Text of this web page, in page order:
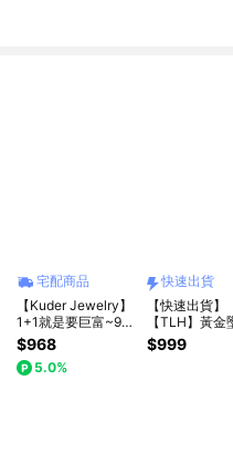
宅配商品
【Kuder Jewelry】
1+1就是要巨富~999
純金黃金豆集富罐~
買1組送1條小金馬項
鍊
$968
5.0%
快速出貨
【快速出貨】
【TLH】黃金
愛情限時批 約
0.02錢±0.01
$999